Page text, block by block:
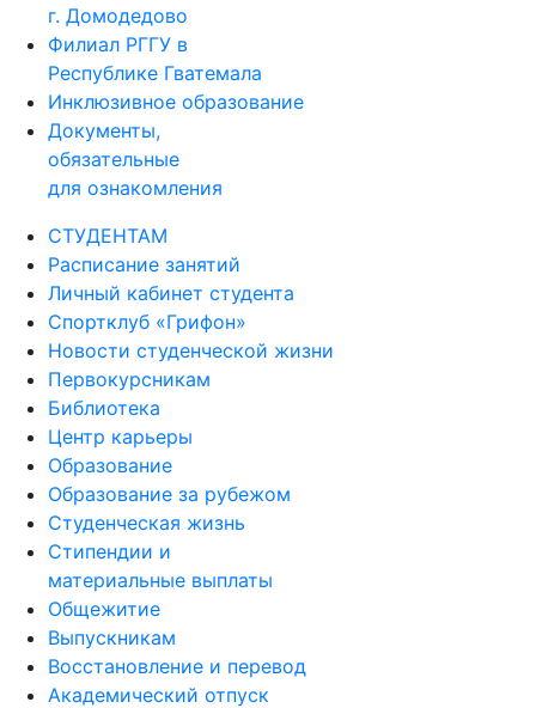
Филиал РГГУ в
Республике Гватемала
Инклюзивное образование
Документы,
обязательные
для ознакомления
Расписание занятий
Личный кабинет студента
Спортклуб «Грифон»
Новости студенческой жизни
Первокурсникам
Библиотека
Центр карьеры
Образование
Образование за рубежом
Студенческая жизнь
Стипендии и
материальные выплаты
Общежитие
Выпускникам
Восстановление и перевод
Академический отпуск
Центр оценки и